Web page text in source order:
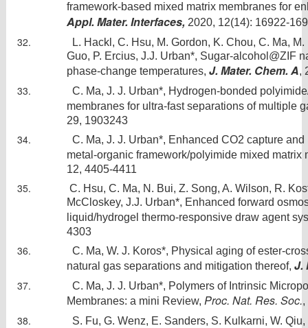
framework-based mixed matrix membranes for
Appl. Mater. Interfaces, 2020, 12(14): 16922-
L. Hackl, C. Hsu, M. Gordon, K. Chou, C. Ma,
Guo, P. Ercius, J.J. Urban*, Sugar-alcohol@ZIF
phase-change temperatures, J. Mater. Chem. A,
C. Ma, J. J. Urban*, Hydrogen-­bonded
membranes for ultra­-fast separations of multiple
29, 1903243
C. Ma, J. J. Urban*, Enhanced CO2 capture
metal-organic framework/polyimide mixed matrix
12, 4405-4411
C. Hsu, C. Ma, N. Bui, Z. Song, A. Wilson, R.
McCloskey, J.J. Urban*, Enhanced forward
liquid/hydrogel thermo-responsive draw agent
4303
C. Ma, W. J. Koros*, Physical aging of ester-
natural gas separations and mitigation thereof, J.
C. Ma, J. J. Urban*, Polymers of Intrinsic
Membranes: a mini Review, Proc. Nat. Res. Soc.,
S. Fu, G. Wenz, E. Sanders, S. Kulkarni, W.